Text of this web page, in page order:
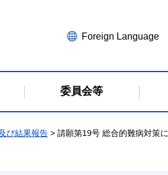
Foreign Language
委員会等
び結果報告 > 請願第19号 総合的難病対策